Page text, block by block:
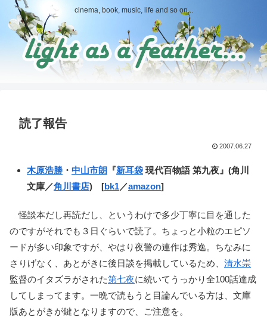
cinema, book, music, life and so on...
読了報告
2007.06.27
木原浩勝 ・ 中山市朗 『新耳袋 現代百物語 第九夜』(角川
文庫／角川書店) [bk1／amazon]
怪談本だし再読だし、というわけで多少丁寧に目を通した
のですがそれでも３日ぐらいで読了。ちょっと小粒のエピソ
ードが多い印象ですが、やはり夜警の連作は秀逸。ちなみに
さりげなく、あとがきに後日談を掲載しているため、 清水崇
監督のイタズラがされた第七夜に続いてうっかり全100話達成
してしまってます。一晩で読もうと目論んでいる方は、文庫
版あとがきが鍵となりますので、ご注意を。